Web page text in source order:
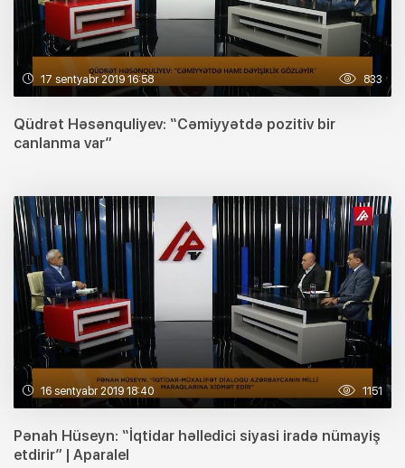
17 sentyabr 2019 16:58 833
Qüdrət Həsənquliyev: “Cəmiyyətdə pozitiv bir
canlanma var”
16 sentyabr 2019 18:40 1151
Pənah Hüseyn: “İqtidar həlledici siyasi iradə nümayiş
etdirir” | Aparalel